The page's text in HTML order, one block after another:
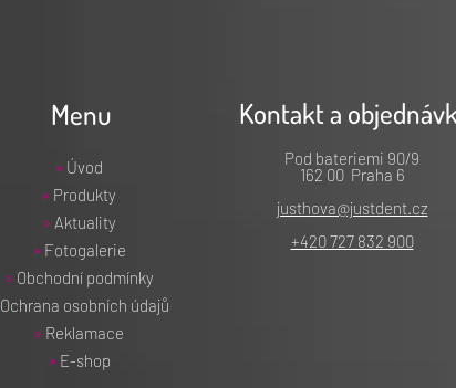
Menu
» Úvod
» Produkty
» Aktuality
» Fotogalerie
» Obchodní podmínky
Ochrana osobních údajů
» Reklamace
» E-shop
Kontakt a
Pod bateriemi 90/9
162 00 Praha 6
justhova@justdent.cz
+420 727 832 900